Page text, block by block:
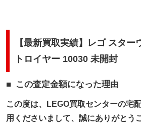
【最新買取実績】レゴ スター
トロイヤー 10030 未開封
この査定金額になった理由
この度は、LEGO買取センターの宅
用くださいまして、誠にありがとう